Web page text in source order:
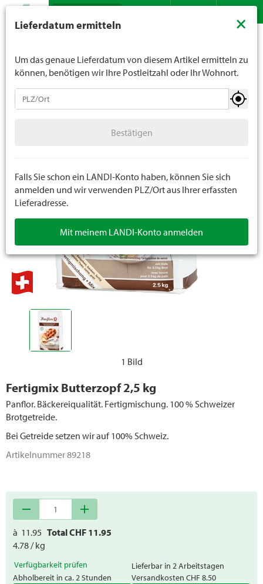
Suche
1 Bild
Fertigmix Butterzopf 2,5 kg
Panflor. Bäckereiqualität. Fertigmischung. 100 % Schweizer
Brotgetreide.
Bei Getreide setzen wir auf 100% Schweiz.
Artikelnummer89218
remove add
à 11.95 Total CHF 11.95
4.78 / kg
Verfügbarkeit prüfen
Abholbereit in ca. 2 Stunden
Lieferbar in 2 Arbeitstagen
Versandkosten CHF 8.50
Mehle
Lieferdatum ermitteln ×
Um das genaue Lieferdatum von diesem Artikel ermitteln zu
können, benötigen wir Ihre Postleitzahl oder Ihr Wohnort.
Bestätigen
Falls Sie schon ein LANDI-Konto haben, können Sie sich
anmelden und wir verwenden PLZ/Ort aus Ihrer erfassten
Lieferadresse.
Mit meinem LANDI-Konto anmelden
unter 16 Jahren. Für Spirituosen gilt die Altersgrenze von
Sie uns verbindlich Ihr Alter an.